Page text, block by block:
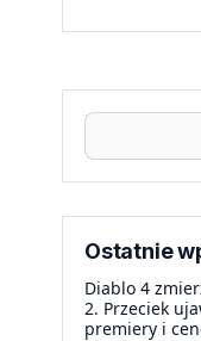
Ostatnie
Diablo 4
2. Przeciek
premiery i